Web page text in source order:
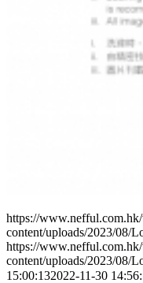
https://
content/uploads/2023/08/
https://
content/uploads/2023/08/
15:00:132022-11-30